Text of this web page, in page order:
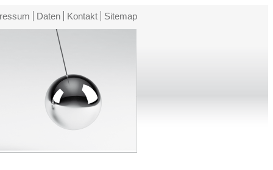
Daten Kontakt Sitemap